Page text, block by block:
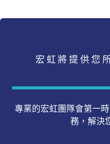
宏虹將提供您
專業的宏虹團隊會第一
務，解決